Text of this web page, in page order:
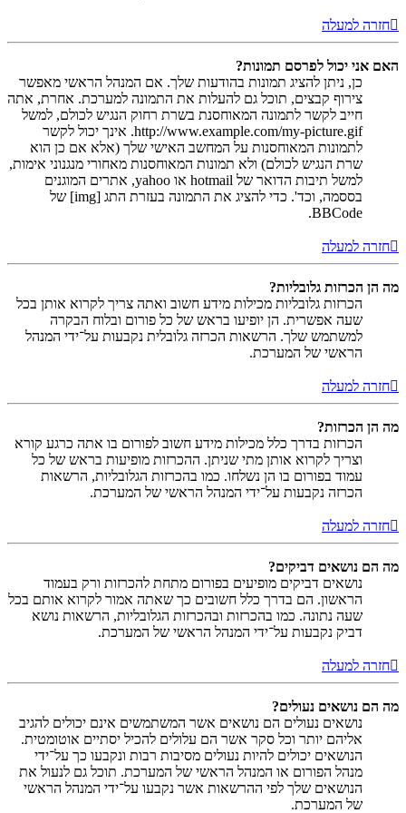
חזרה למעלה
האם אני יכול לפרסם תמונות?
כן, ניתן להציג תמונות בהודעות שלך. אם המנהל הראשי מאפשר
צירוף קבצים, תוכל גם להעלות את התמונה למערכת. אחרת, אתה
חייב לקשר לתמונה המאוחסנת בשרת רחוק הנגיש לכולם, למשל
http://www.example.com/my-picture.gif. אינך יכול לקשר
לתמונות המאוחסנות על המחשב האישי שלך (אלא אם כן הוא
שרת הנגיש לכולם) ולא תמונות המאוחסנות מאחורי מנגנוני אימות,
למשל תיבות הדואר של hotmail או yahoo, אתרים המוגנים
בססמה, וכד'. כדי להציג את התמונה בעזרת התג [img] של
BBCode.
חזרה למעלה
מה הן הכרזות גלובליות?
הכרזות גלובליות מכילות מידע חשוב ואתה צריך לקרוא אותן בכל
שעה אפשרית. הן יופיעו בראש של כל פורום ובלוח הבקרה
למשתמש שלך. הרשאות הכרזה גלובלית נקבעות על־ידי המנהל
הראשי של המערכת.
חזרה למעלה
מה הן הכרזות?
הכרזות בדרך כלל מכילות מידע חשוב לפורום בו אתה כרגע קורא
וצריך לקרוא אותן מתי שניתן. ההכרזות מופיעות בראש של כל
עמוד בפורום בו הן נשלחו. כמו בהכרזות הגלובליות, הרשאות
הכרזה נקבעות על־ידי המנהל הראשי של המערכת.
חזרה למעלה
מה הם נושאים דביקים?
נושאים דביקים מופיעים בפורום מתחת להכרזות ורק בעמוד
הראשון. הם בדרך כלל חשובים כך שאתה אמור לקרוא אותם בכל
שעה נתונה. כמו בהכרזות ובהכרזות הגלובליות, הרשאות נושא
דביק נקבעות על־ידי המנהל הראשי של המערכת.
חזרה למעלה
מה הם נושאים נעולים?
נושאים נעולים הם נושאים אשר המשתמשים אינם יכולים להגיב
אליהם יותר וכל סקר אשר הם עלולים להכיל יסתיים אוטומטית.
הנושאים יכולים להיות נעולים מסיבות רבות ונקבעו כך על־ידי
מנהל הפורום או המנהל הראשי של המערכת. תוכל גם לנעול את
הנושאים שלך לפי ההרשאות אשר נקבעו על־ידי המנהל הראשי
של המערכת.